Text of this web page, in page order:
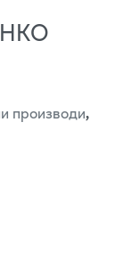
производи,